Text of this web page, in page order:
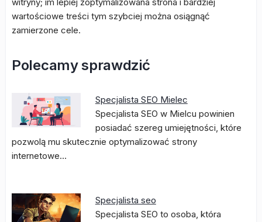
wartościowe treści tym szybciej można osiągnąć
zamierzone cele.
Polecamy sprawdzić
Specjalista SEO Mielec
Specjalista SEO w Mielcu powinien
posiadać szereg umiejętności, które
pozwolą mu skutecznie optymalizować strony
internetowe…
Specjalista seo
Specjalista SEO to osoba, która